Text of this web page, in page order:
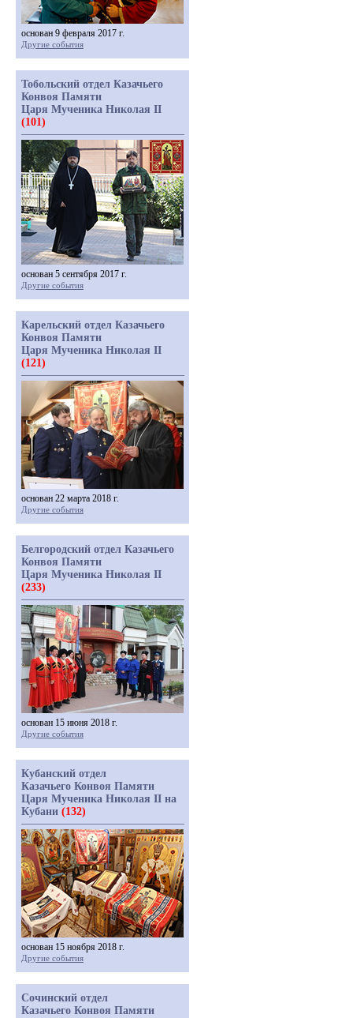
основан 9 февраля 2017 г.
Другие события
Тобольский отдел Казачьего
Конвоя Памяти
Царя Мученика Николая II
(101)
основан 5 сентября 2017 г.
Другие события
Карельский отдел Казачьего
Конвоя Памяти
Царя Мученика Николая II
(121)
основан 22 марта 2018 г.
Другие события
Белгородский отдел Казачьего
Конвоя Памяти
Царя Мученика Николая II
(233)
основан 15 июня 2018 г.
Другие события
Кубанский отдел
Казачьего Конвоя Памяти
Царя Мученика Николая II на
Кубани (132)
основан 15 ноября 2018 г.
Другие события
Сочинский отдел
Казачьего Конвоя Памяти